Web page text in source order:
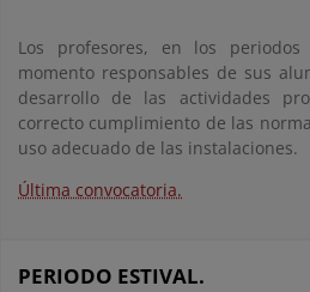
Los profesores, en los
momento responsables de sus
desarrollo de las actividades
correcto cumplimiento de las
uso adecuado de las instalaciones.
Última convocatoria.
PERIODO ESTIVAL.